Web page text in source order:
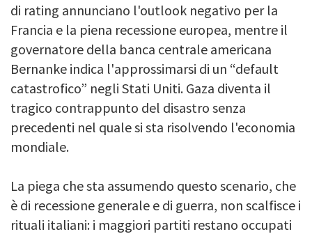
di rating annunciano l'outlook negativo per la
Francia e la piena recessione europea, mentre il
governatore della banca centrale americana
Bernanke indica l'approssimarsi di un “default
catastrofico” negli Stati Uniti. Gaza diventa il
tragico contrappunto del disastro senza
precedenti nel quale si sta risolvendo l'economia
mondiale.
La piega che sta assumendo questo scenario, che
è di recessione generale e di guerra, non scalfisce i
rituali italiani: i maggiori partiti restano occupati